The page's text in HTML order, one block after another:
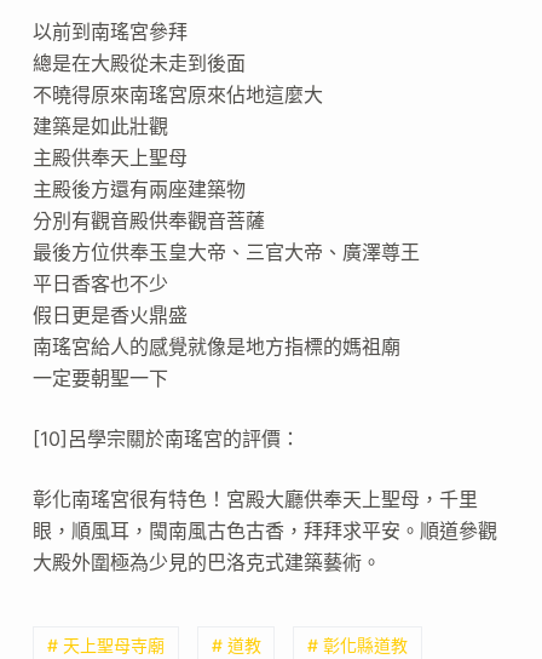
以前到南瑤宮參拜
總是在大殿從未走到後面
不曉得原來南瑤宮原來佔地這麼大
建築是如此壯觀
主殿供奉天上聖母
主殿後方還有兩座建築物
分別有觀音殿供奉觀音菩薩
最後方位供奉玉皇大帝、三官大帝、廣澤尊王
平日香客也不少
假日更是香火鼎盛
南瑤宮給人的感覺就像是地方指標的媽祖廟
一定要朝聖一下
[10]呂學宗關於南瑤宮的評價：
彰化南瑤宮很有特色！宮殿大廳供奉天上聖母，千里
眼，順風耳，閩南風古色古香，拜拜求平安。順道參觀
大殿外圍極為少見的巴洛克式建築藝術。
# 天上聖母寺廟 # 道教 # 彰化縣道教